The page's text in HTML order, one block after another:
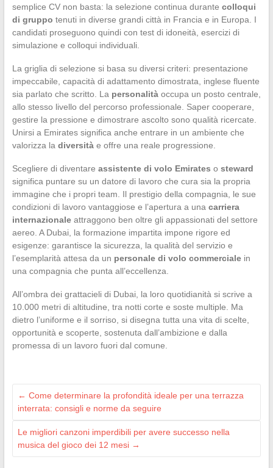
semplice CV non basta: la selezione continua durante colloqui
di gruppo tenuti in diverse grandi città in Francia e in Europa. I
candidati proseguono quindi con test di idoneità, esercizi di
simulazione e colloqui individuali.
La griglia di selezione si basa su diversi criteri: presentazione
impeccabile, capacità di adattamento dimostrata, inglese fluente
sia parlato che scritto. La personalitàoccupa un posto centrale,
allo stesso livello del percorso professionale. Saper cooperare,
gestire la pressione e dimostrare ascolto sono qualità ricercate.
Unirsi a Emirates significa anche entrare in un ambiente che
valorizza la diversitàe offre una reale progressione.
Scegliere di diventare assistente di volo Emirates o steward
significa puntare su un datore di lavoro che cura sia la propria
immagine che i propri team. Il prestigio della compagnia, le sue
condizioni di lavoro vantaggiose e l’apertura a una carriera
internazionaleattraggono ben oltre gli appassionati del settore
aereo. A Dubai, la formazione impartita impone rigore ed
esigenze: garantisce la sicurezza, la qualità del servizio e
l’esemplarità attesa da un personale di volo commercialein
una compagnia che punta all’eccellenza.
All’ombra dei grattacieli di Dubai, la loro quotidianità si scrive a
10.000 metri di altitudine, tra notti corte e soste multiple. Ma
dietro l’uniforme e il sorriso, si disegna tutta una vita di scelte,
opportunità e scoperte, sostenuta dall’ambizione e dalla
promessa di un lavoro fuori dal comune.
← Come determinare la profondità ideale per una terrazza
interrata: consigli e norme da seguire
Le migliori canzoni imperdibili per avere successo nella
musica del gioco dei 12 mesi →